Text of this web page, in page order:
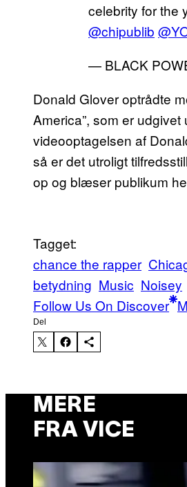
celebrity for the
@chipublib
— BLACK
Donald Glover optrådte
America”, som er
videooptagelsen af
så er det utroligt
op og blæser publikum
Tagget:
chance the rapper
betydning Music Noisey
Follow Us On Discover
Del
MERE
FRA VICE